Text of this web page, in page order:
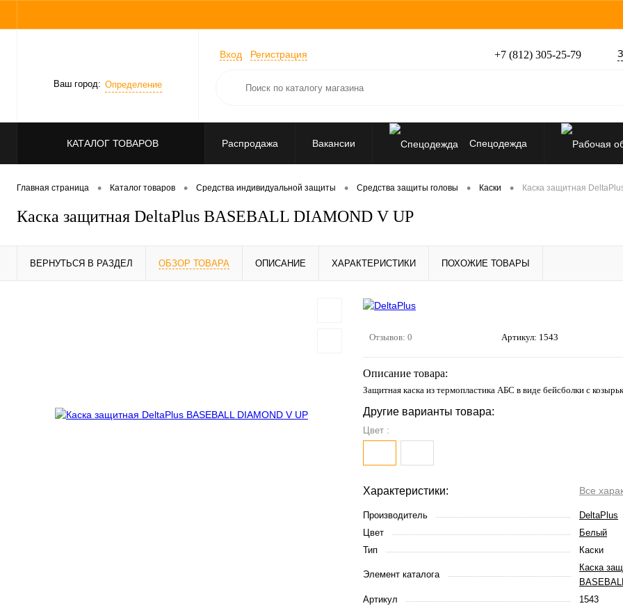
Ваш город: Определение
Вход Регистрация +7 (812) 305-25-79
КАТАЛОГ ТОВАРОВ Распродажа Вакансии Спецодежда
Перчатки, рукавицы Средства индивидуальной
Главная страница • Каталог товаров • Средства индивидуальной защиты • Средства защиты головы • Каски • Каска защитная
Каска защитная DeltaPlus BASEBALL DIAMOND V UP
ВЕРНУТЬСЯ В РАЗДЕЛ ОБЗОР ТОВАРА ОПИСАНИЕ ХАРАКТЕРИСТИКИ ПОХОЖИЕ ТОВАРЫ
Отзывов: 0 Артикул: 1543
Описание товара:
Защитная каска из термопластика АБС в виде бейсболки с
Другие варианты товара:
Цвет :
Характеристики: Все
Производитель
DeltaPlus
Цвет
Белый
Тип
Каски
Элемент каталога
Каска
Артикул
1543